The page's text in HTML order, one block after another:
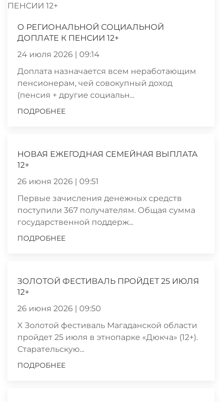
О РЕГИОНАЛЬНОЙ СОЦИАЛЬНОЙ
ДОПЛАТЕ К ПЕНСИИ 12+
24 июля 2026 | 09:14
Доплата назначается всем неработающим
пенсионерам, чей совокупный доход
(пенсия + другие социальн...
ПОДРОБНЕЕ
НОВАЯ ЕЖЕГОДНАЯ СЕМЕЙНАЯ ВЫПЛАТА
12+
26 июня 2026 | 09:51
Первые зачисления денежных средств
поступили 367 получателям. Общая сумма
государственной поддерж...
ПОДРОБНЕЕ
ЗОЛОТОЙ ФЕСТИВАЛЬ ПРОЙДЕТ 25 ИЮЛЯ
12+
26 июня 2026 | 09:50
X Золотой фестиваль Магаданской области
пройдет 25 июля в этнопарке «Дюкча» (12+).
Старательскую...
ПОДРОБНЕЕ